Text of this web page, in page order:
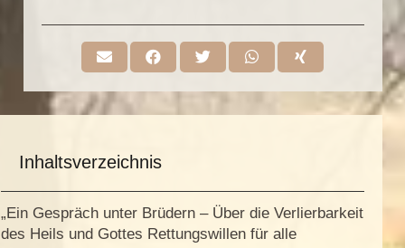
Inhaltsverzeichnis
„Ein Gespräch unter Brüdern – Über die Verlierbarkeit
des Heils und Gottes Rettungswillen für alle